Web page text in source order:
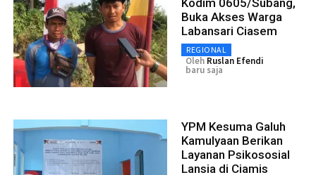
Buka Akses Warga
Labansari Ciasem
REGIONAL
Oleh Ruslan Efendi
baru saja
YPM Kesuma Galuh
Kamulyaan Berikan
Layanan Psikososial
Lansia di Ciamis